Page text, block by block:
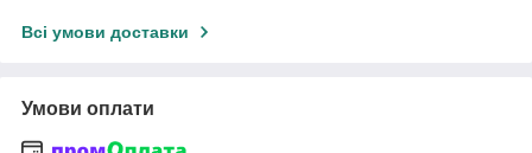
Всі умови доставки
Умови оплати